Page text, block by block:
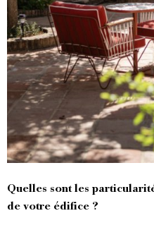
Quelles sont les
de votre édifice ?